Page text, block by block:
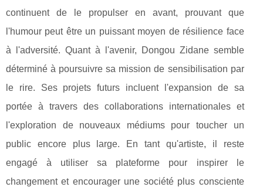
continuent de le propulser en avant, prouvant que
l'humour peut être un puissant moyen de résilience face
à l'adversité. Quant à l'avenir, Dongou Zidane semble
déterminé à poursuivre sa mission de sensibilisation par
le rire. Ses projets futurs incluent l'expansion de sa
portée à travers des collaborations internationales et
l'exploration de nouveaux médiums pour toucher un
public encore plus large. En tant qu'artiste, il reste
engagé à utiliser sa plateforme pour inspirer le
changement et encourager une société plus consciente